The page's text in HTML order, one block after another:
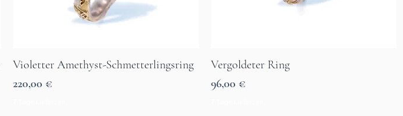
Aperçu rapide
Violetter Amethyst-Schmetterlingsring
Prix
220,00 €
Aperçu rapide
Vergoldeter Ring
Prix
96,00 €